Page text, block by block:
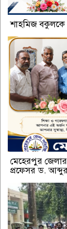
শাহমিজ বকুলকে
মেহেরপুর জেলার
প্রফেসর ড.